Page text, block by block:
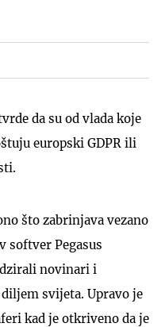
da su od vlada koje
europski GDPR ili
što zabrinjava vezano
softver Pegasus
novinari i
svijeta. Upravo je
kad je otkriveno da je